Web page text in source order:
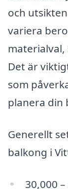
och
variera
Det är
som
planera din
Generellt
balkong i
30,000